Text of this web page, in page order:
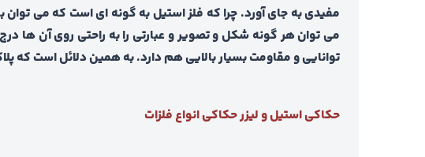
مفیدی به جای آورد. چرا که فلز استیل به گونه ای است که می
می توان هر گونه شکل و تصویر و عبارتی را به راحتی روی آن ها
توانایی و مقاومت بسیار بالایی هم دارد. به همین دلائل است که
حکاکی استیل و لیزر حکاکی انواع فلزات